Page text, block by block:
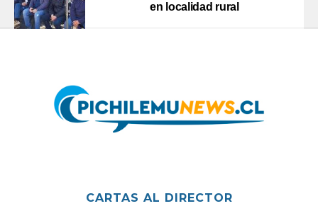
en localidad rural
CARTAS AL DIRECTOR